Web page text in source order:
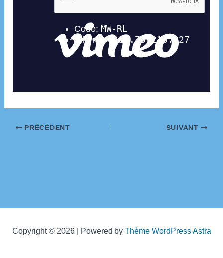
Navigation
PRÉCÉDENT SUIVANT
Copyright © 2026 | Powered by Thème WordPress Astra